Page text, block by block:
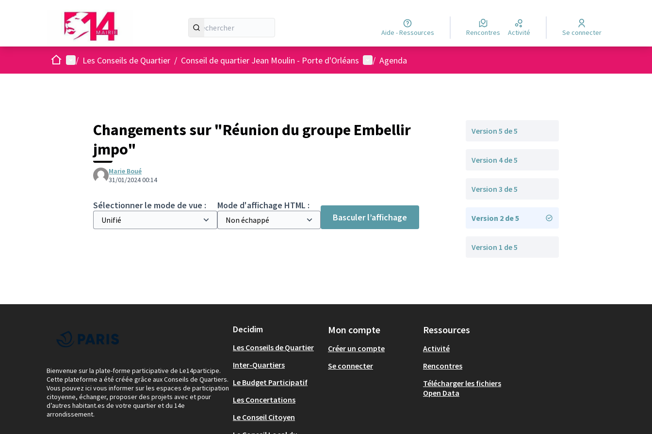
Aide - Ressources Rencontres Activité Se connecter
AccueilMenu principal
/ Les Conseils de Quartier / Conseil de quartier Jean Moulin - Porte d'Orléans Menu utilisateur
/ Agenda
Changements sur "Réunion du groupe Embellir
jmpo"
Marie Boué
31/01/2024 00:14
Sélectionner le mode de vue :
Mode d'affichage HTML :
Basculer l’affichage
Version 5 de 5
Version 4 de 5
Version 3 de 5
Version 2 de 5
Version 1 de 5
Bienvenue sur la plate-forme participative de Le14participe.
Cette plateforme a été créée grâce aux Conseils de Quartiers.
Vous pouvez ici vous informer sur les espaces de participation
citoyenne, échanger, proposer des projets avec et pour
d’autres habitant.es de votre quartier et du 14e
arrondissement.
Decidim
Les Conseils de Quartier
Inter-Quartiers
Le Budget Participatif
Les Concertations
Le Conseil Citoyen
Mon compte
Créer un compte
Se connecter
Ressources
Activité
Rencontres
Télécharger les fichiers
Open Data